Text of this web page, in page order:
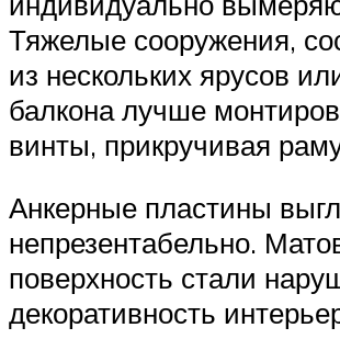
Тяжелые сооружения,
из нескольких ярусов
балкона лучше
винты, прикручивая
Анкерные пластины
непрезентабельно.
поверхность стали
декоративность